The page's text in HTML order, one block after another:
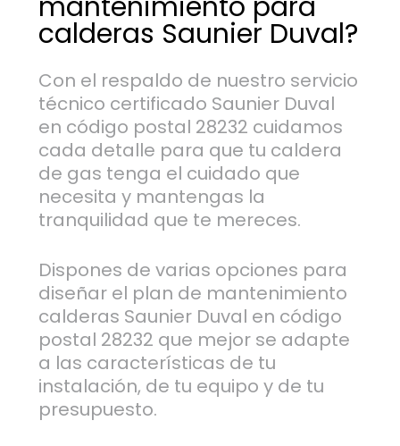
calderas Saunier Duval?
Con el respaldo de nuestro servicio
técnico certificado Saunier Duval
en código postal 28232 cuidamos
cada detalle para que tu caldera
de gas tenga el cuidado que
necesita y mantengas la
tranquilidad que te mereces.
Dispones de varias opciones para
diseñar el plan de mantenimiento
calderas Saunier Duval en código
postal 28232 que mejor se adapte
a las características de tu
instalación, de tu equipo y de tu
presupuesto.